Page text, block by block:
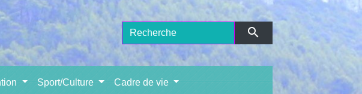
search
Sport/Culture Cadre de vie